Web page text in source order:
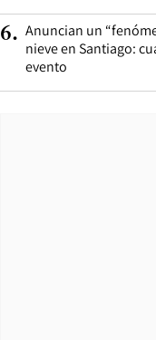
6. Anuncian un
nieve en Santiago:
evento